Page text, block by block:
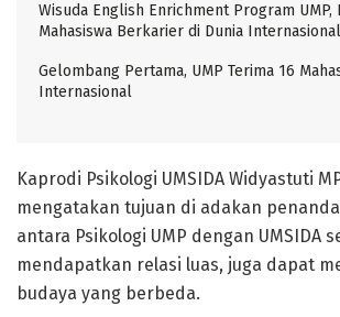
Wisuda English Enrichment Program UMP,
Mahasiswa Berkarier di Dunia Internasional
Gelombang Pertama, UMP Terima 16
Internasional
Kaprodi Psikologi UMSIDA Widyastuti
mengatakan tujuan di adakan
antara Psikologi UMP dengan UMSIDA
mendapatkan relasi luas, juga dapat
budaya yang berbeda.